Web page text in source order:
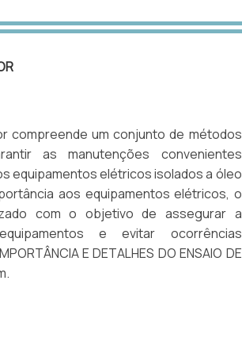
compreende um conjunto de métodos
as manutenções convenientes
equipamentos elétricos isolados a óleo
aos equipamentos elétricos, o
com o objetivo de assegurar a
e evitar ocorrências
E DETALHES DO ENSAIO DE